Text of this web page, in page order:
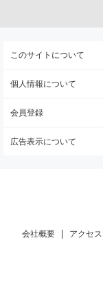
このサイトについて
個人情報について
会員登録
広告表示について
会社概要 アクセス